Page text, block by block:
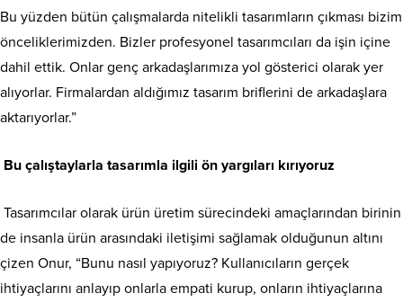
Bu yüzden bütün çalışmalarda nitelikli tasarımların çıkması bizim
önceliklerimizden. Bizler profesyonel tasarımcıları da işin içine
dahil ettik. Onlar genç arkadaşlarımıza yol gösterici olarak yer
alıyorlar. Firmalardan aldığımız tasarım briflerini de arkadaşlara
aktarıyorlar.”
Bu çalıştaylarla tasarımla ilgili ön yargıları kırıyoruz
Tasarımcılar olarak ürün üretim sürecindeki amaçlarından birinin
de insanla ürün arasındaki iletişimi sağlamak olduğunun altını
çizen Onur, “Bunu nasıl yapıyoruz? Kullanıcıların gerçek
ihtiyaçlarını anlayıp onlarla empati kurup, onların ihtiyaçlarına